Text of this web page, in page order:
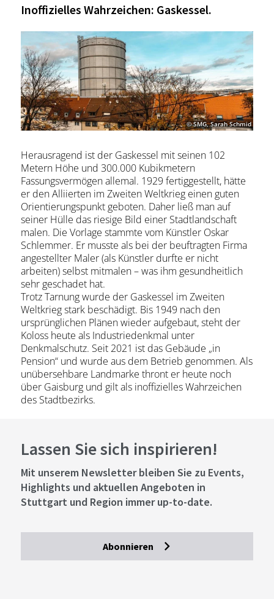
Inoffizielles Wahrzeichen: Gaskessel.
© SMG, Sarah Schmid
Herausragend ist der Gaskessel mit seinen 102
Metern Höhe und 300.000 Kubikmetern
Fassungsvermögen allemal. 1929 fertiggestellt, hätte
er den Alliierten im Zweiten Weltkrieg einen guten
Orientierungspunkt geboten. Daher ließ man auf
seiner Hülle das riesige Bild einer Stadtlandschaft
malen. Die Vorlage stammte vom Künstler Oskar
Schlemmer. Er musste als bei der beuftragten Firma
angestellter Maler (als Künstler durfte er nicht
arbeiten) selbst mitmalen – was ihm gesundheitlich
sehr geschadet hat.
Trotz Tarnung wurde der Gaskessel im Zweiten
Weltkrieg stark beschädigt. Bis 1949 nach den
ursprünglichen Plänen wieder aufgebaut, steht der
Koloss heute als Industriedenkmal unter
Denkmalschutz. Seit 2021 ist das Gebäude „in
Pension“ und wurde aus dem Betrieb genommen. Als
unübersehbare Landmarke thront er heute noch
über Gaisburg und gilt als inoffizielles Wahrzeichen
des Stadtbezirks.
Lassen Sie sich inspirieren!
Mit unserem Newsletter bleiben Sie zu Events,
Highlights und aktuellen Angeboten in
Stuttgart und Region immer up-to-date.
Abonnieren